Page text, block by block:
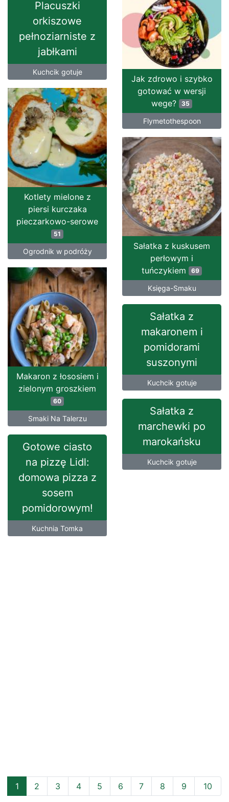
Jak zdrowo i szybko
gotować w wersji
wege? 35
Flymetothespoon
Placuszki
orkiszowe
pełnoziarniste z
jabłkami
Kuchcik gotuje
Kotlety mielone z
piersi kurczaka
pieczarkowo-serowe
51
Ogrodnik w podróży
Sałatka z kuskusem
perłowym i
tuńczykiem 69
Księga-Smaku
Makaron z łososiem i
zielonym groszkiem
60
Smaki Na Talerzu
Sałatka z
makaronem i
pomidorami
suszonymi
Kuchcik gotuje
Sałatka z
marchewki po
marokańsku
Kuchcik gotuje
Gotowe ciasto
na pizzę Lidl:
domowa pizza z
sosem
pomidorowym!
Kuchnia Tomka
1 2 3 4 5 6 7 8 9 10